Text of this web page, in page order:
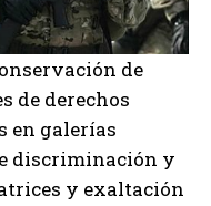
de
de derechos
en galerías
discriminación y
y exaltación